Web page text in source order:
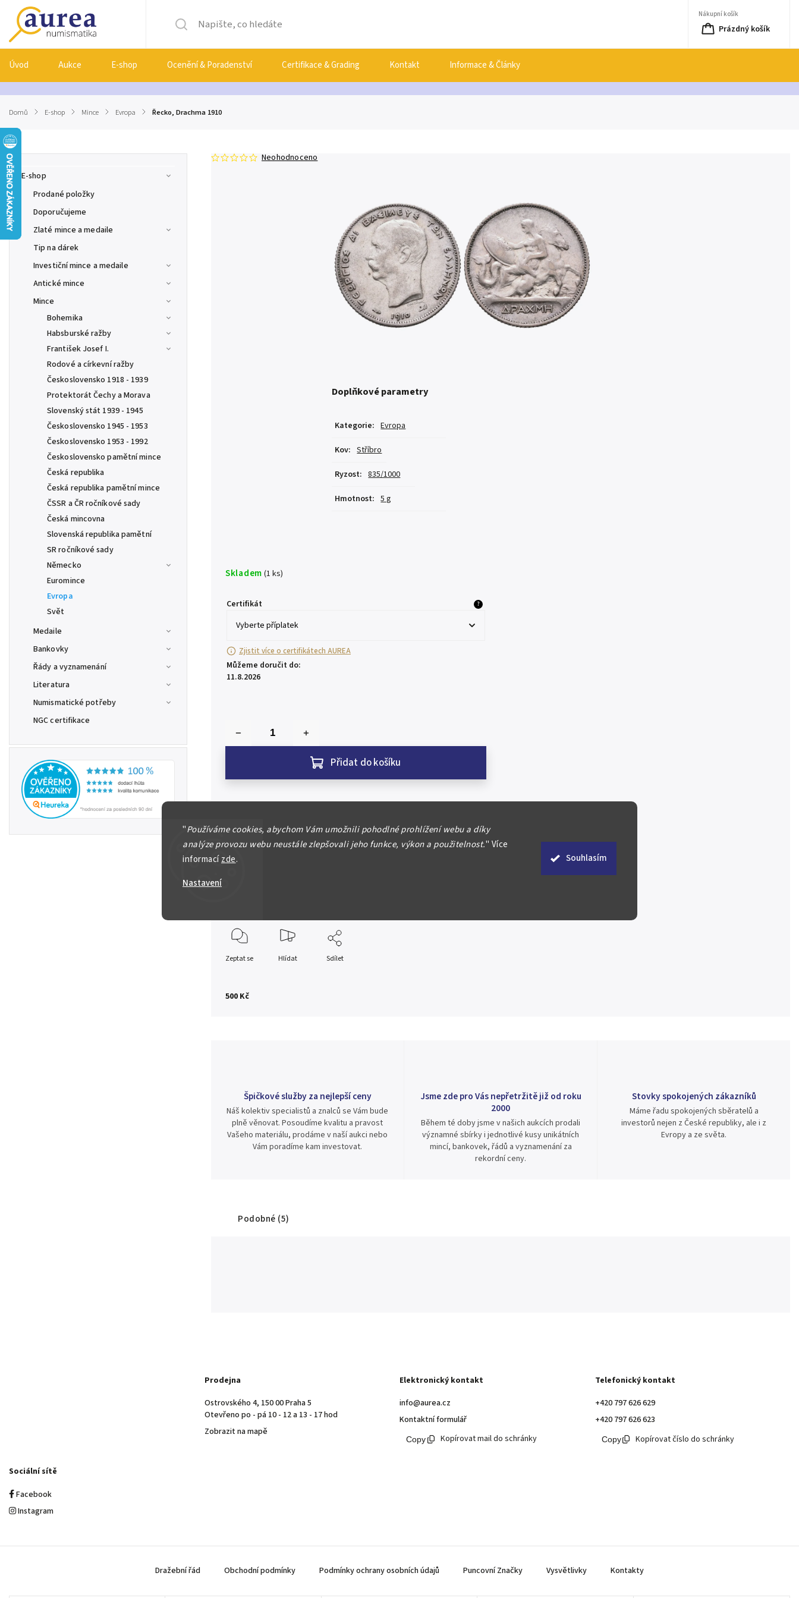
"Používáme cookies, abychom Vám umožnili pohodlné prohlížení webu a díky
analýze provozu webu neustále zlepšovali jeho funkce, výkon a použitelnost." Více
informacízde.
Nastavení
Souhlasím
Nákupní košík
Prázdný košík
Úvod Aukce E-shop Ocenění & Poradenství Certifikace & Grading Kontakt Informace & Články
Domů / E-shop / Mince / Evropa / Řecko, Drachma 1910
E-shop
Prodané položky
Doporučujeme
Zlaté mince a medaile
Tip na dárek
Investiční mince a medaile
Antické mince
Mince
Bohemika
Habsburské ražby
František Josef I.
Rodové a církevní ražby
Československo 1918 - 1939
Protektorát Čechy a Morava
Slovenský stát 1939 - 1945
Československo 1945 - 1953
Československo 1953 - 1992
Československo pamětní mince
Česká republika
Česká republika pamětní mince
ČSSR a ČR ročníkové sady
Česká mincovna
Slovenská republika pamětní
SR ročníkové sady
Německo
Euromince
Evropa
Svět
Medaile
Bankovky
Řády a vyznamenání
Literatura
Numismatické potřeby
NGC certifikace
Neohodnoceno
Doplňkové parametry
Kategorie: Evropa
Kov: Stříbro
Ryzost: 835/1000
Hmotnost: 5 g
500 Kč
Skladem (1 ks)
Certifikát ?
Zjistit více o certifikátech AUREA
Můžeme doručit do:
11.8.2026
Přidat do košíku
Řecké království, Jiří I. 1863 - 1913
Drachme 1910, Paříž, KM.60, pěkná zachovalost,
patina, zbytky lesku, rysky
Zeptat se Hlídat Sdílet
Špičkové služby za nejlepší ceny
Náš kolektiv specialistů a znalců se Vám bude
plně věnovat. Posoudíme kvalitu a pravost
Vašeho materiálu, prodáme v naší aukci nebo
Vám poradíme kam investovat.
Jsme zde pro Vás nepřetržitě již od roku
2000
Během té doby jsme v našich aukcích prodali
významné sbírky i jednotlivé kusy unikátních
mincí, bankovek, řádů a vyznamenání za
rekordní ceny.
Stovky spokojených zákazníků
Máme řadu spokojených sběratelů a
investorů nejen z České republiky, ale i z
Evropy a ze světa.
Podobné (5)
Prodejna
Ostrovského 4, 150 00 Praha 5
Otevřeno po - pá 10 - 12 a 13 - 17 hod
Zobrazit na mapě
Elektronický kontakt
info@aurea.cz
Kontaktní formulář
Kopírovat mail do schránky
Telefonický kontakt
+420 797 626 629
+420 797 626 623
Kopírovat číslo do schránky
Sociální sítě
Facebook
Instagram
Dražební řád Obchodní podmínky Podmínky ochrany osobních údajů Puncovní Značky Vysvětlivky Kontakty